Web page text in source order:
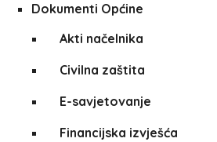
Dokumenti Općine
Akti načelnika
Civilna zaštita
E-savjetovanje
Financijska izvješća